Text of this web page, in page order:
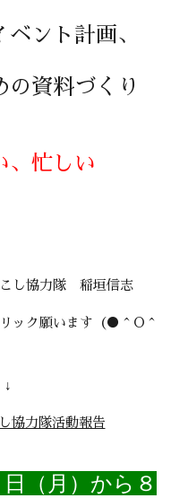
ント計画、
の資料づくり
、忙しい
こし協力隊 稲垣信志
ック願います（●＾O＾
協力隊活動報告
（月）から８